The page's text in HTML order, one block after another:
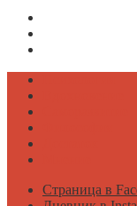
Страница в